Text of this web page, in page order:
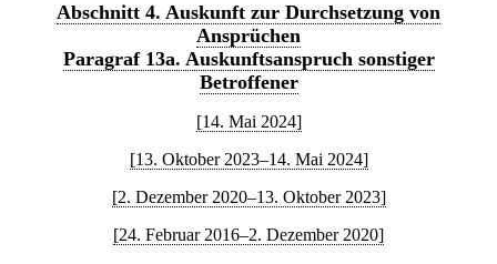
Abschnitt 4. Auskunft zur Durchsetzung von
Ansprüchen
Paragraf 13a. Auskunftsanspruch sonstiger
Betroffener
[14. Mai 2024]
[13. Oktober 2023–14. Mai 2024]
[2. Dezember 2020–13. Oktober 2023]
[24. Februar 2016–2. Dezember 2020]